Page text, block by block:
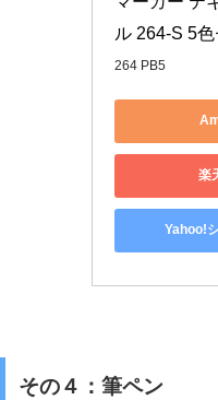
ル 264-S 5
264 PB5
楽
Yahoo!
その４：筆ペン